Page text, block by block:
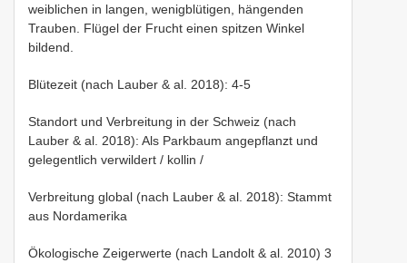
weiblichen in langen, wenigblütigen, hängenden
Trauben. Flügel der Frucht einen spitzen Winkel
bildend.
Blütezeit (nach Lauber & al. 2018): 4-5
Standort und Verbreitung in der Schweiz (nach
Lauber & al. 2018): Als Parkbaum angepflanzt und
gelegentlich verwildert / kollin /
Verbreitung global (nach Lauber & al. 2018): Stammt
aus Nordamerika
Ökologische Zeigerwerte (nach Landolt & al. 2010) 3